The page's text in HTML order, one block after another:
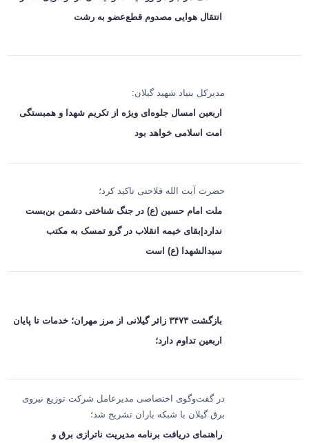
انتقال هوایی مصدوم قطع‌عضو به رشت
مدیرکل بنیاد شهید گیلان:
اربعین امسال جلوه‌ای ویژه از تکریم شهدا و همبستگی
امت اسلامی خواهد بود
حضرت آیت الله فلاحتی تاکید کرد؛
ملت امام حسین (ع) در جنگ شناختی دشمن بن‌بست
ندارد|بقای خیمه انقلاب در گرو تمسک به مکتب
سیدالشهدا (ع) است
بازگشت ۳۴۷۳ زائر گیلانی از مرز مهران؛ خدمات تا پایان
اربعین تداوم دارد؛
در گفت‌وگوی اختصاصی مدیرعامل شرکت توزیع نیروی
برق گیلان با شبکه باران تشریح شد؛
راهنمای دریافت برنامه مدیریت ناترازی برق و